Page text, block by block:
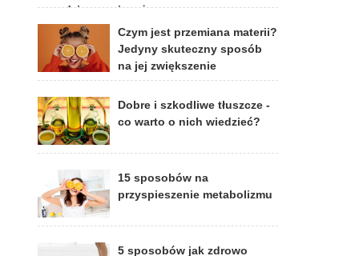
prawdziwym mięsożercom
Czym jest przemiana materii?
Jedyny skuteczny sposób
na jej zwiększenie
Dobre i szkodliwe tłuszcze -
co warto o nich wiedzieć?
15 sposobów na
przyspieszenie metabolizmu
5 sposobów jak zdrowo